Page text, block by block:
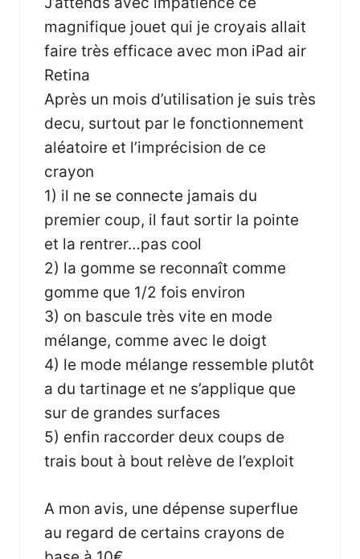
magnifique jouet qui je croyais allait
faire très efficace avec mon iPad air
Retina
Après un mois d’utilisation je suis très
decu, surtout par le fonctionnement
aléatoire et l’imprécision de ce
crayon
1) il ne se connecte jamais du
premier coup, il faut sortir la pointe
et la rentrer…pas cool
2) la gomme se reconnaît comme
gomme que 1/2 fois environ
3) on bascule très vite en mode
mélange, comme avec le doigt
4) le mode mélange ressemble plutôt
a du tartinage et ne s’applique que
sur de grandes surfaces
5) enfin raccorder deux coups de
trais bout à bout relève de l’exploit
A mon avis, une dépense superflue
au regard de certains crayons de